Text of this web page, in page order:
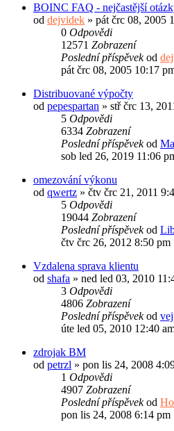
BOINC FAQ - nejčastější
od dejvidek » pát črc 08, 2005
0 Odpovědi
12571 Zobrazení
Poslední příspěvekod
pát črc 08, 2005 10:17
Distribuované výpočty
od pepespartan » stř črc 13,
5 Odpovědi
6334 Zobrazení
Poslední příspěvekod
sob led 26, 2019 11:06
omezování výkonu
od qwertz » čtv črc 21, 2011
5 Odpovědi
19044 Zobrazení
Poslední příspěvekod
čtv črc 26, 2012 8:50 pm
Vzdalena sprava klientu
od shafa » ned led 03, 2010
3 Odpovědi
4806 Zobrazení
Poslední příspěvekod
úte led 05, 2010 12:40
zdrojak BM
od petrzl » pon lis 24, 2008
1 Odpovědi
4907 Zobrazení
Poslední příspěvekod
pon lis 24, 2008 6:14 pm